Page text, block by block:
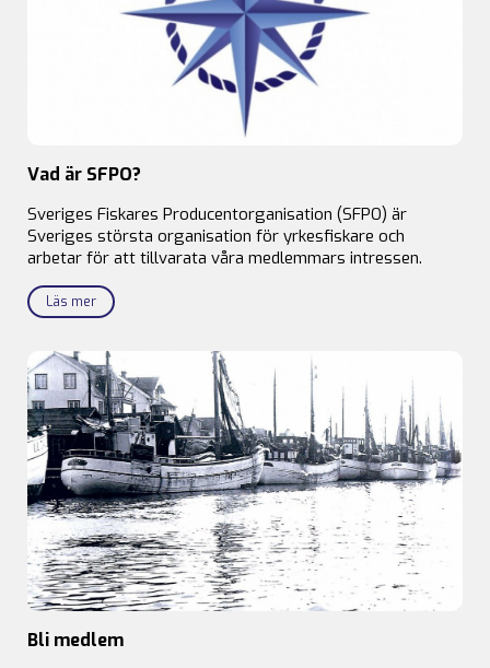
Vad är SFPO?
Sveriges Fiskares Producentorganisation (SFPO) är
Sveriges största organisation för yrkesfiskare och
arbetar för att tillvarata våra medlemmars intressen.
Läs mer
Bli medlem